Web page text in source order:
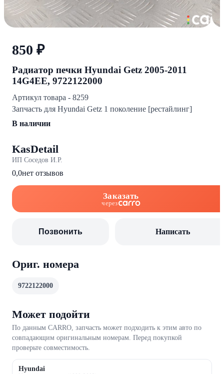
850 ₽
Радиатор печки Hyundai Getz 2005-2011
14G4EE, 9722122000
Артикул товара - 8259
Запчасть для Hyundai Getz 1 поколение [рестайлинг]
В наличии
KasDetail
ИП Соседов И.Р.
0,0нет отзывов
Заказать
через
Позвонить Написать
Ориг. номера
9722122000
Может подойти
По данным CARRO, запчасть может подходить к этим авто по
совпадающим оригинальным номерам. Перед покупкой
проверьте совместимость.
Hyundai